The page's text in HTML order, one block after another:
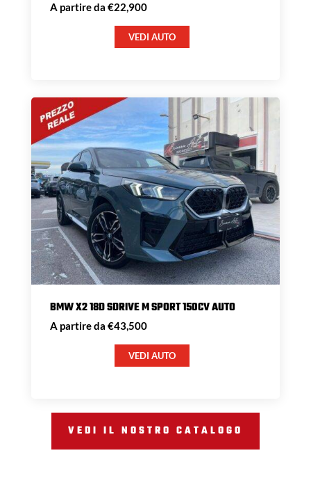
A partire da €22,900
VEDI AUTO
BMW X2 18D SDRIVE M SPORT 150CV AUTO
A partire da €43,500
VEDI AUTO
VEDI IL NOSTRO CATALOGO